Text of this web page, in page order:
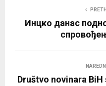
Инцко данас
Društvo novinara